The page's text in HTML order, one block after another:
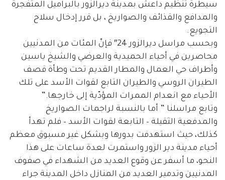
سيطرة تنظيم داعش بمدينة ديرالزور بالبراميل المتفجرة
والمدافع والقذائف والصواريخ ، بل قرر إدخال سلاح
التجويع.
وبحسب مراسل ديرالزور 24″ فإنّ المئات من المدنيين
محاصرين في أحياء الحميدية والعرضي والشيخ ياسين
وأطراف حي العمال والمطار القديم تحت وطأة قصف
الطيران الروسي والطيران التابع لقوات الأسد على تلك
الأحياء مع انعدام الممرات المؤدّية إلى خارجها.”
وتابع مراسلنا ” أما بالنسبة لراجمات الصواريخ
والمدفعية الثقيلة – التابعة لقوات الأسد – فلم تهدأ
كذلك، حيث استهدفت بدورها وبشكل غير مسبوق معظم
أحياء مدينة دير الزور واستمرت لعدة ساعات على هذا
النحو، ما أسفر عن وقوع العديد من الشهداء في صفوف
المدنيين وتدمير العديد من المنازل داخل المدينة جراء